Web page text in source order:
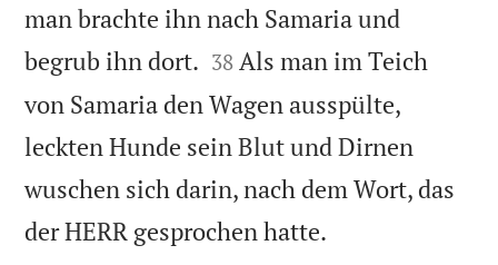
man brachte ihn nach Samaria und
begrub ihn dort. 

38 Als man im Teich
von Samaria den Wagen ausspülte,
leckten Hunde sein Blut und Dirnen
wuschen sich darin, nach dem Wort, das
der HERR gesprochen hatte.